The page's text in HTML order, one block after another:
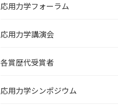
応用力学フォーラム
応用力学講演会
各賞歴代受賞者
応用力学シンポジウム